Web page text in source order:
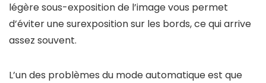
légère sous-exposition de l’image vous permet
d’éviter une surexposition sur les bords, ce qui arrive
assez souvent.
L’un des problèmes du mode automatique est que